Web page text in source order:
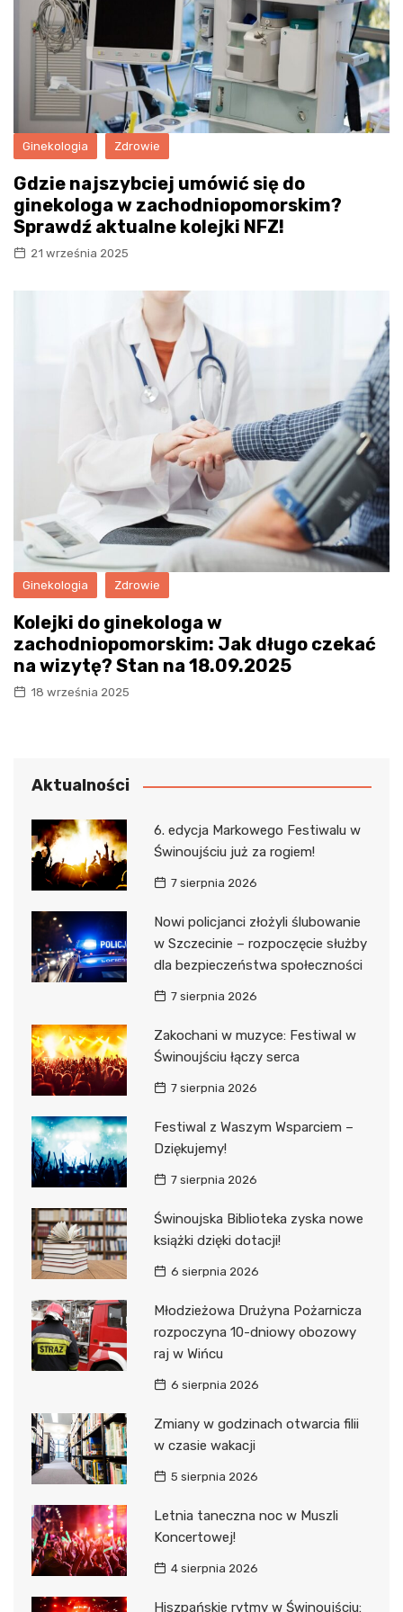
Ginekologia Zdrowie
Gdzie najszybciej umówić się do
ginekologa w zachodniopomorskim?
Sprawdź aktualne kolejki NFZ!
21 września 2025
Ginekologia Zdrowie
Kolejki do ginekologa w
zachodniopomorskim: Jak długo czekać
na wizytę? Stan na 18.09.2025
18 września 2025
Aktualności
6. edycja Markowego Festiwalu w
Świnoujściu już za rogiem!
7 sierpnia 2026
Nowi policjanci złożyli ślubowanie
w Szczecinie – rozpoczęcie służby
dla bezpieczeństwa społeczności
7 sierpnia 2026
Zakochani w muzyce: Festiwal w
Świnoujściu łączy serca
7 sierpnia 2026
Festiwal z Waszym Wsparciem –
Dziękujemy!
7 sierpnia 2026
Świnoujska Biblioteka zyska nowe
książki dzięki dotacji!
6 sierpnia 2026
Młodzieżowa Drużyna Pożarnicza
rozpoczyna 10-dniowy obozowy
raj w Wińcu
6 sierpnia 2026
Zmiany w godzinach otwarcia filii
w czasie wakacji
5 sierpnia 2026
Letnia taneczna noc w Muszli
Koncertowej!
4 sierpnia 2026
Hiszpańskie rytmy w Świnoujściu: